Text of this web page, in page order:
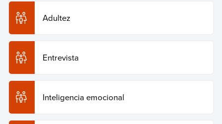
Adultez
Entrevista
Inteligencia emocional